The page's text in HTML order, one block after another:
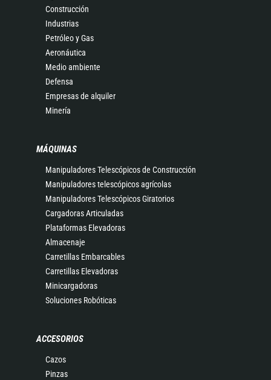
Construcción
Industrias
Petróleo y Gas
Aeronáutica
Medio ambiente
Defensa
Empresas de alquiler
Minería
MÁQUINAS
Manipuladores Telescópicos de Construcción
Manipuladores telescópicos agrícolas
Manipuladores Telescópicos Giratorios
Cargadoras Articuladas
Plataformas Elevadoras
Almacenaje
Carretillas Embarcables
Carretillas Elevadoras
Minicargadoras
Soluciones Robóticas
ACCESORIOS
Cazos
Pinzas